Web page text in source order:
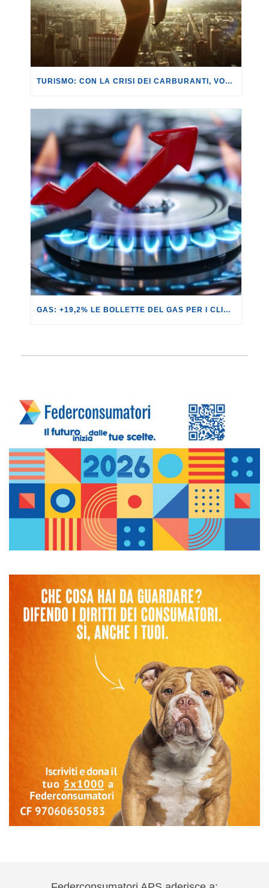
TURISMO: CON LA CRISI DEI CARBURANTI, VOLI A RISCHIO CANCELLAZIONE O RINCARO.
GAS: +19,2% LE BOLLETTE DEL GAS PER I CLIENTI IN SERVIZIO DI VULNERABILITÀ.